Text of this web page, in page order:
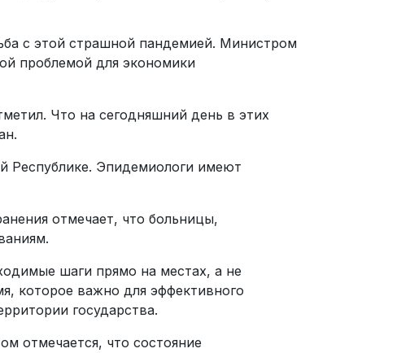
с этой страшной пандемией. Министром
проблемой для экономики
Что на сегодняшний день в этих
Республике. Эпидемиологи имеют
отмечает, что больницы,
шаги прямо на местах, а не
которое важно для эффективного
государства.
отмечается, что состояние